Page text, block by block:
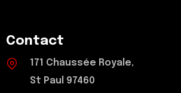
Contact
171 Chaussée Royale,
St Paul 97460